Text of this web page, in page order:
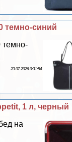
темно-синий
темно-
23 07 2026 0:31:54
1 л, черный
на